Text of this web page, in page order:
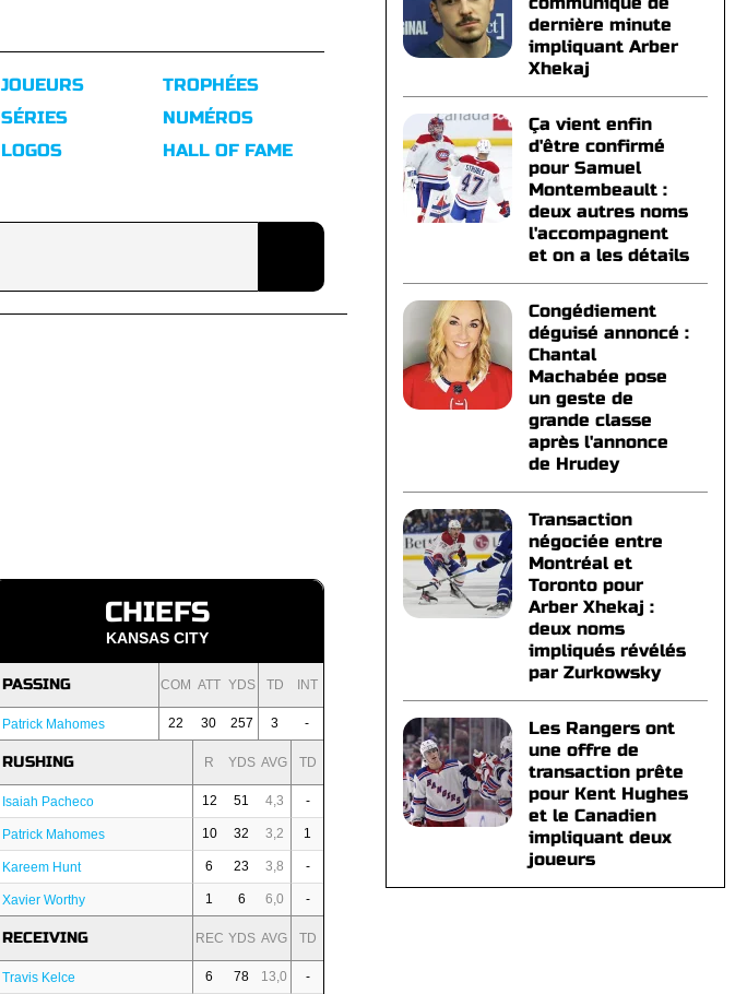
JOUEURS
SÉRIES
LOGOS
TROPHÉES
NUMÉROS
HALL OF FAME
CHIEFS
KANSAS CITY
PASSING COM ATT YDS TD INT
Patrick Mahomes 22 30 257 3 -
RUSHING R YDS AVG TD
Isaiah Pacheco 12 51 4,3 -
Patrick Mahomes 10 32 3,2 1
Kareem Hunt 6 23 3,8 -
Xavier Worthy 1 6 6,0 -
RECEIVING REC YDS AVG TD
Travis Kelce 6 78 13,0 -
dernière minute
impliquant Arber
Xhekaj
Ça vient enfin
d'être confirmé
pour Samuel
Montembeault :
deux autres noms
l'accompagnent
et on a les détails
Congédiement
déguisé annoncé :
Chantal
Machabée pose
un geste de
grande classe
après l'annonce
de Hrudey
Transaction
négociée entre
Montréal et
Toronto pour
Arber Xhekaj :
deux noms
impliqués révélés
par Zurkowsky
Les Rangers ont
une offre de
transaction prête
pour Kent Hughes
et le Canadien
impliquant deux
joueurs